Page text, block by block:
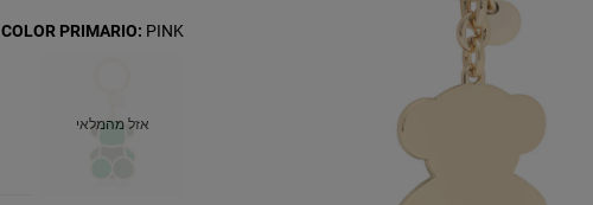
אזל מהמלאי
COLOR PRIMARIO: PINK